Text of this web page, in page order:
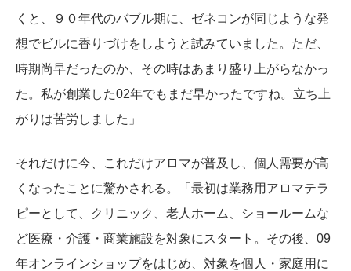
くと、９０年代のバブル期に、ゼネコンが同じような発
想でビルに香りづけをしようと試みていました。ただ、
時期尚早だったのか、その時はあまり盛り上がらなかっ
た。私が創業した02年でもまだ早かったですね。立ち上
がりは苦労しました」
それだけに今、これだけアロマが普及し、個人需要が高
くなったことに驚かされる。「最初は業務用アロマテラ
ピーとして、クリニック、老人ホーム、ショールームな
ど医療・介護・商業施設を対象にスタート。その後、09
年オンラインショップをはじめ、対象を個人・家庭用に